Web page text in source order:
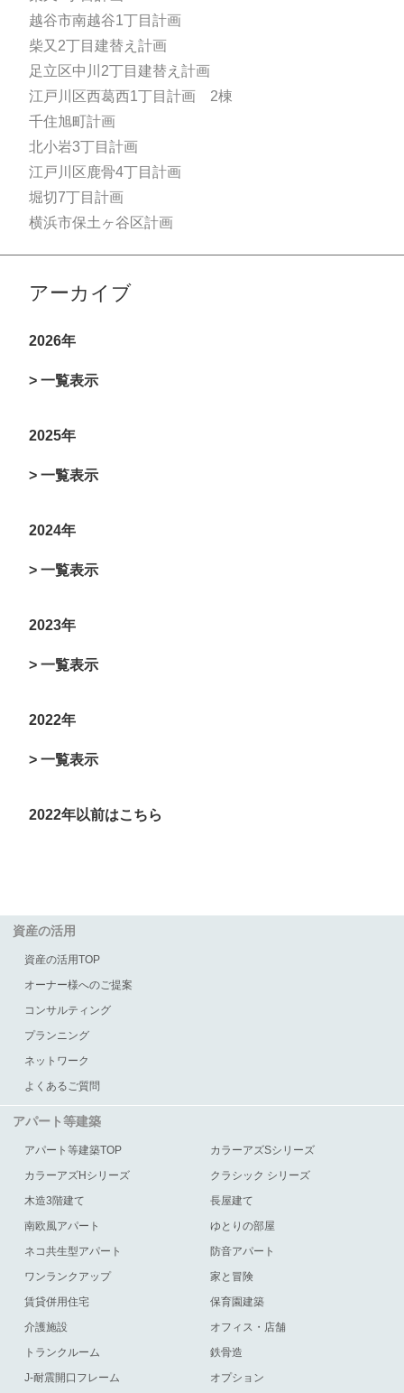
越谷市南越谷1丁目計画
柴又2丁目建替え計画
足立区中川2丁目建替え計画
江戸川区西葛西1丁目計画 2棟
千住旭町計画
北小岩3丁目計画
江戸川区鹿骨4丁目計画
堀切7丁目計画
横浜市保土ヶ谷区計画
アーカイブ
2026年
> 一覧表示
2025年
> 一覧表示
2024年
> 一覧表示
2023年
> 一覧表示
2022年
> 一覧表示
2022年以前はこちら
資産の活用
資産の活用TOP
オーナー様へのご提案
コンサルティング
プランニング
ネットワーク
よくあるご質問
アパート等建築
アパート等建築TOP
カラーアズSシリーズ
カラーアズHシリーズ
クラシック シリーズ
木造3階建て
長屋建て
南欧風アパート
ゆとりの部屋
ネコ共生型アパート
防音アパート
ワンランクアップ
家と冒険
賃貸併用住宅
保育園建築
介護施設
オフィス・店舗
トランクルーム
鉄骨造
J-耐震開口フレーム
オプション